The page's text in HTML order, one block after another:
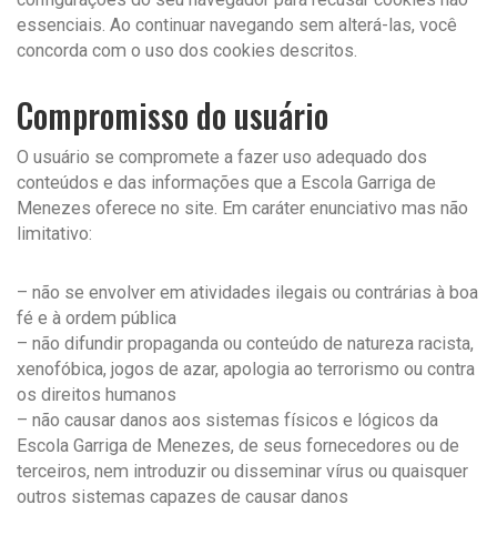
essenciais. Ao continuar navegando sem alterá-las, você
concorda com o uso dos cookies descritos.
Compromisso do usuário
O usuário se compromete a fazer uso adequado dos
conteúdos e das informações que a Escola Garriga de
Menezes oferece no site. Em caráter enunciativo mas não
limitativo:
– não se envolver em atividades ilegais ou contrárias à boa
fé e à ordem pública
– não difundir propaganda ou conteúdo de natureza racista,
xenofóbica, jogos de azar, apologia ao terrorismo ou contra
os direitos humanos
– não causar danos aos sistemas físicos e lógicos da
Escola Garriga de Menezes, de seus fornecedores ou de
terceiros, nem introduzir ou disseminar vírus ou quaisquer
outros sistemas capazes de causar danos